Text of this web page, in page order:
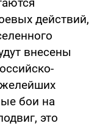
действий,
внесены
бои на
это